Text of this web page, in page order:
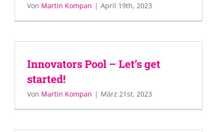
Von Martin Kompan | April 19th, 2023
Innovators Pool – Let’s get
started!
Von Martin Kompan | März 21st, 2023